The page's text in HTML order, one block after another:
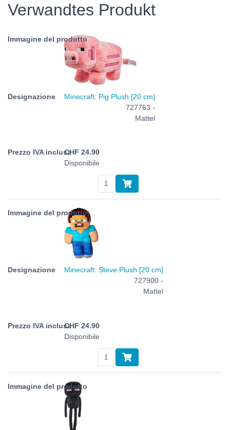
Verwandtes Produkt
Minecraft: Pig Plush [20 cm]
727763 -
Mattel
CHF 24.90
Disponibile
Minecraft: Steve Plush [20 cm]
727900 -
Mattel
CHF 24.90
Disponibile